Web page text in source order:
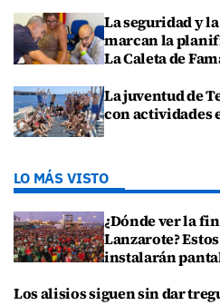
La seguridad y
marcan la
La Caleta de
La juventud de
con actividades
LO MÁS VISTO
¿Dónde ver la
Lanzarote?
instalarán
Los alisios siguen sin dar